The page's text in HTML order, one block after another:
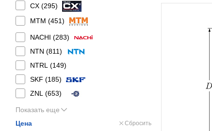
CX (295)
MTM (451)
NACHI (283)
NTN (811)
NTRL (149)
SKF (185)
ZNL (653)
Показать еще
Цена
Сбросить